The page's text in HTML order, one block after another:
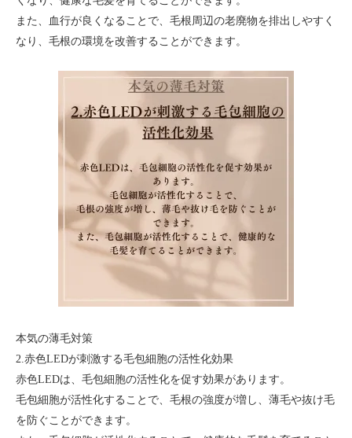
また、血行が良くなることで、毛根周辺の老廃物を排出しやすく
なり、毛根の環境を改善することができます。
本気の薄毛対策
2.赤色LEDが刺激する毛包細胞の活性化効果
赤色LEDは、毛包細胞の活性化を促す効果があります。
毛包細胞が活性化することで、毛根の強度が増し、薄毛や抜け毛
を防ぐことができます。